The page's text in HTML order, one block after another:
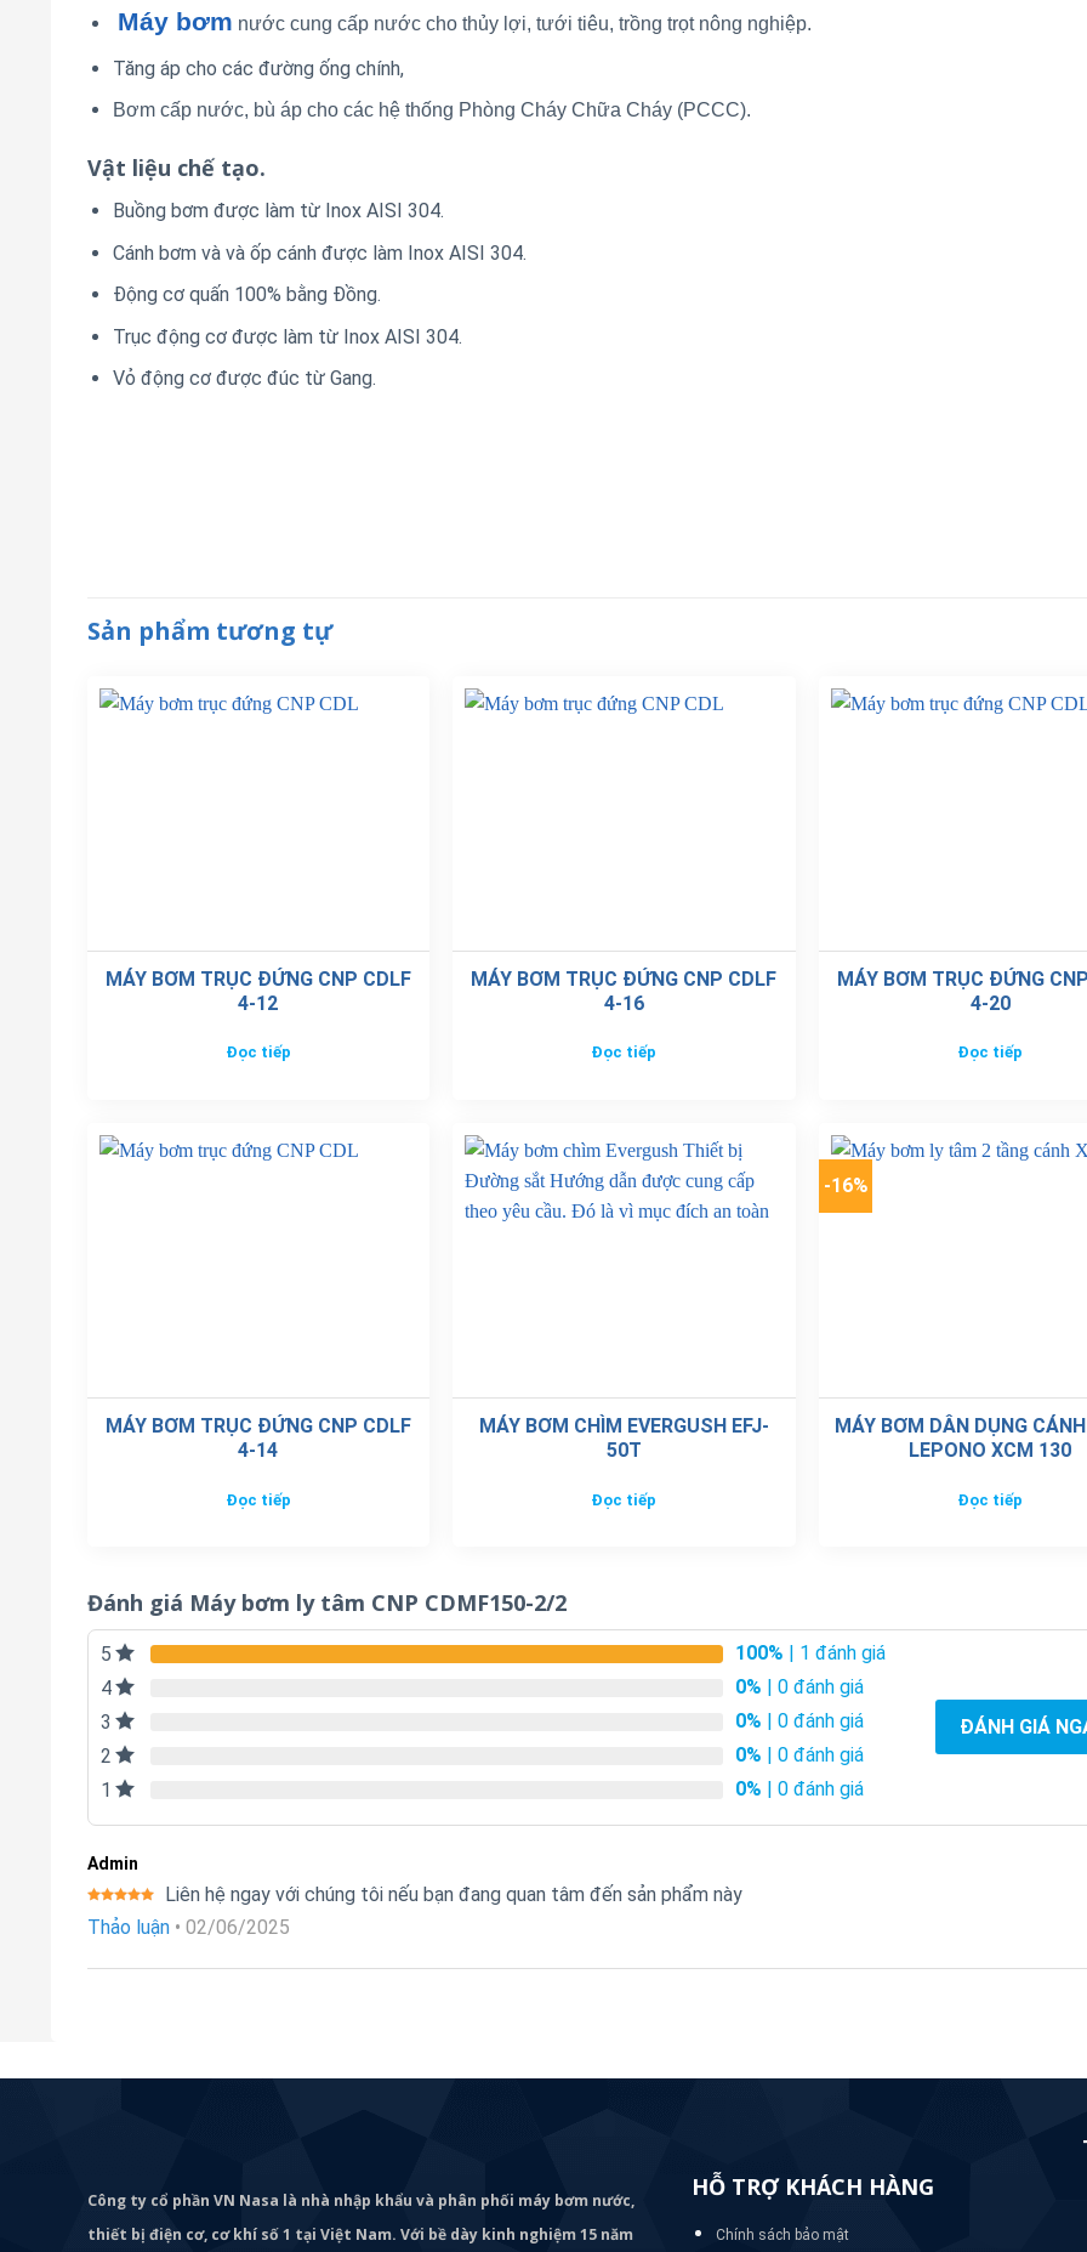
Máy bơm nước cung cấp nước cho thủy lợi, tưới tiêu, trồng trọt nông nghiệp.
Tăng áp cho các đường ống chính,
Bơm cấp nước, bù áp cho các hệ thống Phòng Cháy Chữa Cháy (PCCC).
Vật liệu chế tạo.
Buồng bơm được làm từ Inox AISI 304.
Cánh bơm và và ốp cánh được làm Inox AISI 304.
Động cơ quấn 100% bằng Đồng.
Trục động cơ được làm từ Inox AISI 304.
Vỏ động cơ được đúc từ Gang.
Sản phẩm tương tự
MÁY BƠM TRỤC ĐỨNG CNP CDLF
4-12
Đọc tiếp
MÁY BƠM TRỤC ĐỨNG CNP CDLF
4-16
Đọc tiếp
MÁY BƠM TRỤC ĐỨNG
4-20
Đọc tiếp
MÁY BƠM TRỤC ĐỨNG CNP CDLF
4-14
Đọc tiếp
MÁY BƠM CHÌM EVERGUSH EFJ-
50T
Đọc tiếp
-16%
MÁY BƠM DÂN DỤNG
LEPONO XCM 130
Đọc tiếp
Đánh giá Máy bơm ly tâm CNP CDMF150-2/2
5 100% | 1 đánh giá
4
0% | 0 đánh giá
3
0% | 0 đánh giá
2
0% | 0 đánh giá
1
0% | 0 đánh giá
ĐÁNH GIÁ
Admin
Được xếp
hạng5 5
Liên hệ ngay với chúng tôi nếu bạn đang quan tâm đến sản phẩm này
Thảo luận • 02/06/2025
Công ty cổ phần VN Nasa là nhà nhập khẩu và phân phối máy bơm nước,
thiết bị điện cơ, cơ khí số 1 tại Việt Nam. Với bề dày kinh nghiệm 15 năm
HỖ TRỢ KHÁCH HÀNG
Chính sách bảo mật